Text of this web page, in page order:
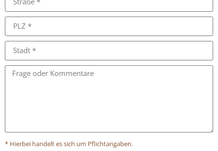
* Hierbei handelt es sich um Pflichtangaben.